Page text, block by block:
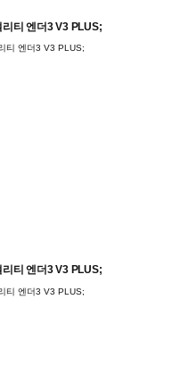
티 엔더3 V3 PLUS;
티 엔더3 V3 PLUS;
티 엔더3 V3 PLUS;
티 엔더3 V3 PLUS;